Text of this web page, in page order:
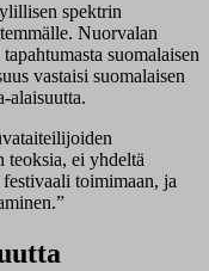
spektrin
Nuorvalan
suomalaisen
vastaisi suomalaisen
alaisuutta.
ei yhdeltä
toimimaan, ja